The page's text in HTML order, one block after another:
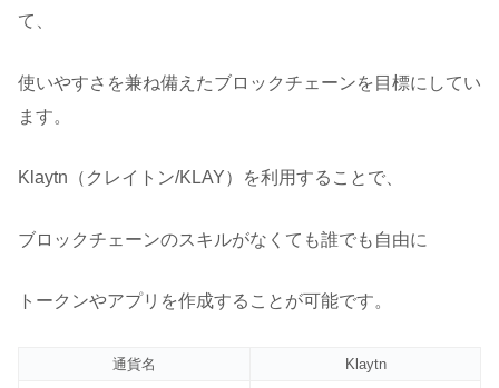
て、
使いやすさを兼ね備えたブロックチェーンを目標にしてい
ます。
Klaytn（クレイトン/KLAY）を利用することで、
ブロックチェーンのスキルがなくても誰でも自由に
トークンやアプリを作成することが可能です。
通貨名
Klaytn